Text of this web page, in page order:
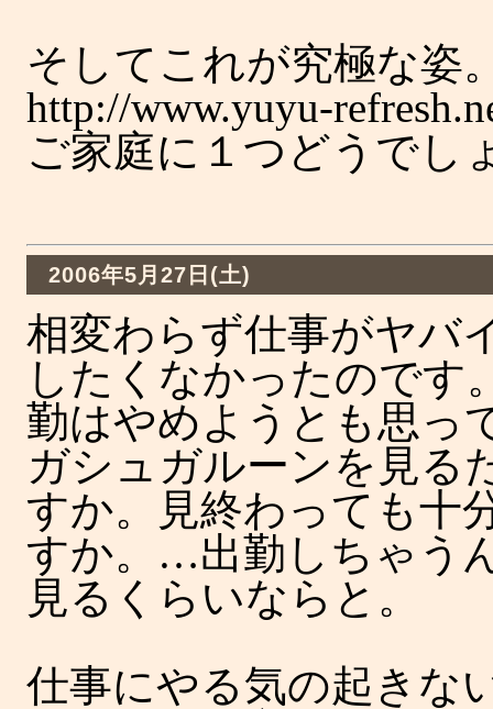
そしてこれが究極な姿
http://www.yuyu-
ご家庭に１つどうでし
2006年5月27日(土)
相変わらず仕事がヤバ
したくなかったのです
勤はやめようとも思っ
ガシュガルーンを見る
すか。見終わっても十
すか。…出勤しちゃう
見るくらいならと。
仕事にやる気の起きな